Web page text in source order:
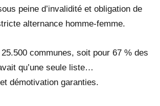
peine d’invalidité et obligation de
alternance homme-femme.
communes, soit pour 67 % des
qu’une seule liste…
démotivation garanties.